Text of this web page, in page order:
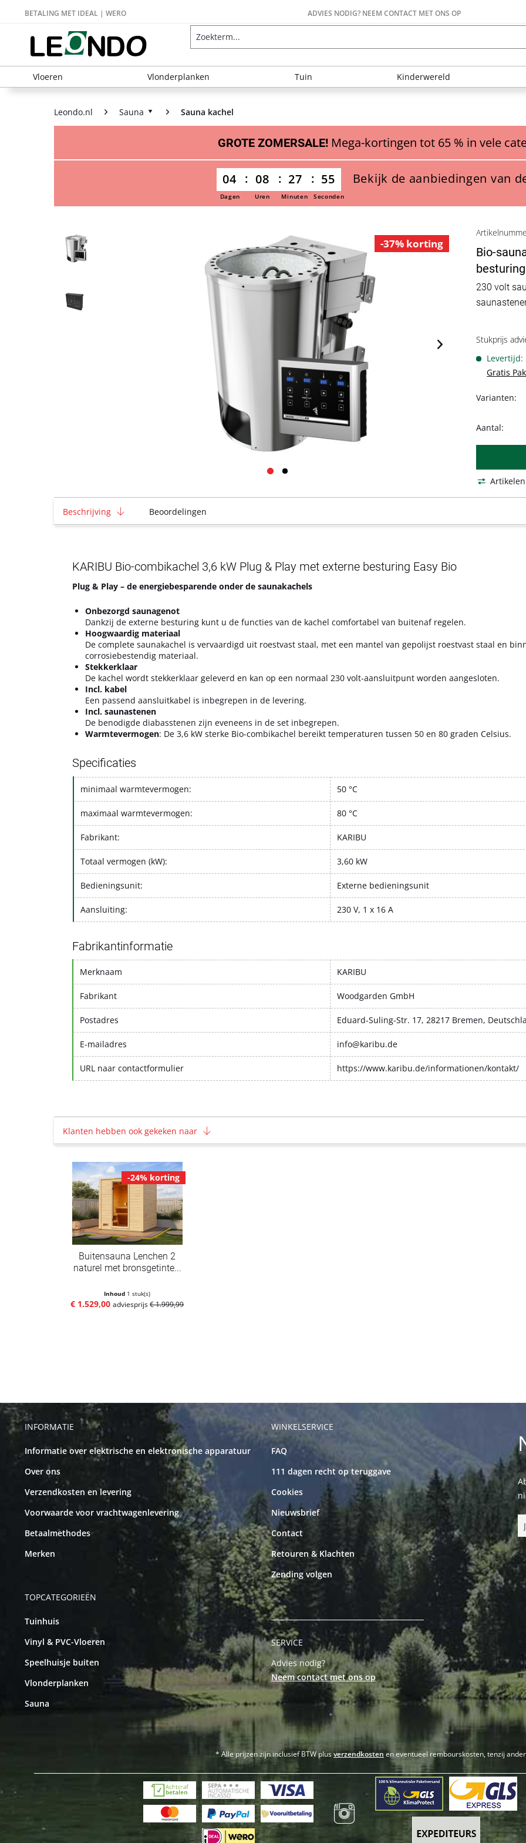
BETALING MET IDEAL | WERO ADVIES NODIG? NEEM CONTACT MET ONS OP
Vloeren Vlonderplanken Tuin Kinderwereld
Leondo.nl Sauna Sauna kachel
GROTE ZOMERSALE! Mega-kortingen tot 65 % in vele
04 08 27 54
Dagen Uren Minuten Seconden
Bekijk de aanbiedingen van
-37% korting
Bio-
230 volt
Stukprijs
Levertijd:
Gratis
Varianten:
Aantal:
Beschrijving Beoordelingen
KARIBU Bio-combikachel 3,6 kW Plug & Play met externe besturing Easy Bio
Plug & Play – de energiebesparende onder de saunakachels
Onbezorgd saunagenot
Dankzij de externe besturing kunt u de functies van de kachel comfortabel van buitenaf regelen.
Hoogwaardig materiaal
De complete saunakachel is vervaardigd uit roestvast staal, met een mantel van gepolijst roestvast staal en
corrosiebestendig materiaal.
Stekkerklaar
De kachel wordt stekkerklaar geleverd en kan op een normaal 230 volt-aansluitpunt worden aangesloten.
Incl. kabel
Een passend aansluitkabel is inbegrepen in de levering.
Incl. saunastenen
De benodigde diabasstenen zijn eveneens in de set inbegrepen.
Warmtevermogen: De 3,6 kW sterke Bio-combikachel bereikt temperaturen tussen 50 en 80 graden Celsius.
Specificaties
minimaal warmtevermogen: 50 °C
maximaal warmtevermogen: 80 °C
Fabrikant: KARIBU
Totaal vermogen (kW): 3,60 kW
Bedieningsunit: Externe bedieningsunit
Aansluiting: 230 V, 1 x 16 A
Fabrikantinformatie
Merknaam KARIBU
Fabrikant Woodgarden GmbH
Postadres Eduard-Suling-Str. 17, 28217 Bremen,
E-mailadres info@karibu.de
URL naar contactformulier https://www.karibu.de/informationen/kontakt/
Klanten hebben ook gekeken naar
-24% korting
Buitensauna Lenchen 2
naturel met bronsgetinte...
Inhoud 1 stuk(s)
€ 1.529,00 adviesprijs€ 1.999,99
INFORMATIE
Informatie over elektrische en elektronische apparatuur
Over ons
Verzendkosten en levering
Voorwaarde voor vrachtwagenlevering
Betaalmethodes
Merken
TOPCATEGORIEËN
Tuinhuis
Vinyl & PVC-Vloeren
Speelhuisje buiten
Vlonderplanken
Sauna
WINKELSERVICE
FAQ
111 dagen recht op teruggave
Cookies
Nieuwsbrief
Contact
Retouren & Klachten
Zending volgen
SERVICE
Advies nodig?
Neem contact met ons op
* Alle prijzen zijn inclusief BTW plusverzendkosten en eventueel rembourskosten, tenzij